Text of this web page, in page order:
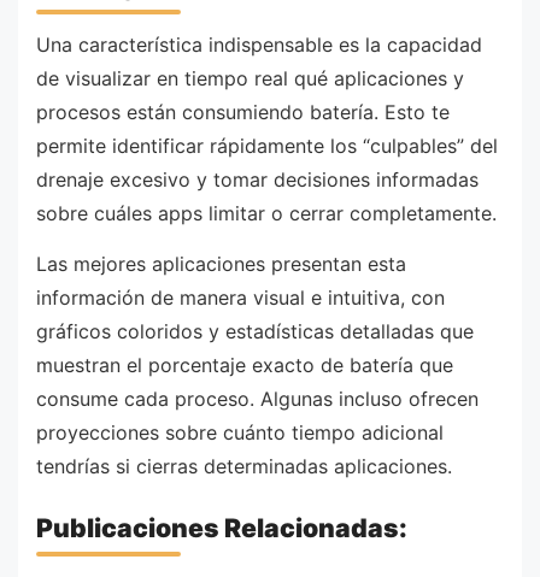
Una característica indispensable es la capacidad
de visualizar en tiempo real qué aplicaciones y
procesos están consumiendo batería. Esto te
permite identificar rápidamente los “culpables” del
drenaje excesivo y tomar decisiones informadas
sobre cuáles apps limitar o cerrar completamente.
Las mejores aplicaciones presentan esta
información de manera visual e intuitiva, con
gráficos coloridos y estadísticas detalladas que
muestran el porcentaje exacto de batería que
consume cada proceso. Algunas incluso ofrecen
proyecciones sobre cuánto tiempo adicional
tendrías si cierras determinadas aplicaciones.
Publicaciones Relacionadas: